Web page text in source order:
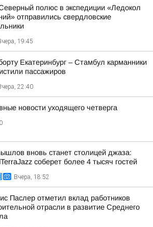
полюс в экспедиции «Ледокол
отправились свердловские
19:45
Екатеринбург – Стамбул карманники
пассажиров
22:40
новости уходящего четверга
вновь станет столицей джаза:
соберет более 4 тысяч гостей
Вчера, 18:52
Паслер отметил вклад работников
отрасли в развитие Среднего